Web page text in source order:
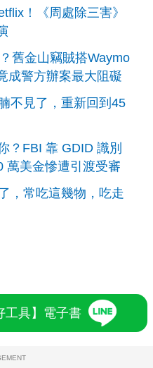
！《周處除三害》
舊金山竊賊搭Waymo
成警方辦案最大阻礙
不見了，重新回到45
？FBI 靠 GDID 識別
萬美金慘遭引渡受審
，常吃這幾物，吃走
工具】電子書